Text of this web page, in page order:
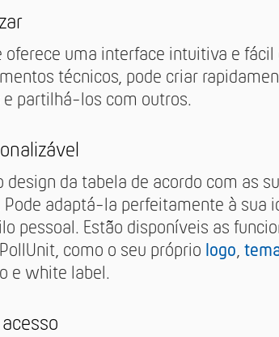
oferece uma interface intuitiva e fácil
técnicos, pode criar
e partilhá-los com outros.
design da tabela de acordo com as
Pode adaptá-la perfeitamente à sua
pessoal. Estão disponíveis as
como o seu próprio logo,
e white label.